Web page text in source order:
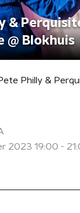
&
@ Blokhuis
2023 19:00 -